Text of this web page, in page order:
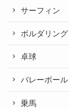
サーフィン
ボルダリング
卓球
バレーボール
乗馬